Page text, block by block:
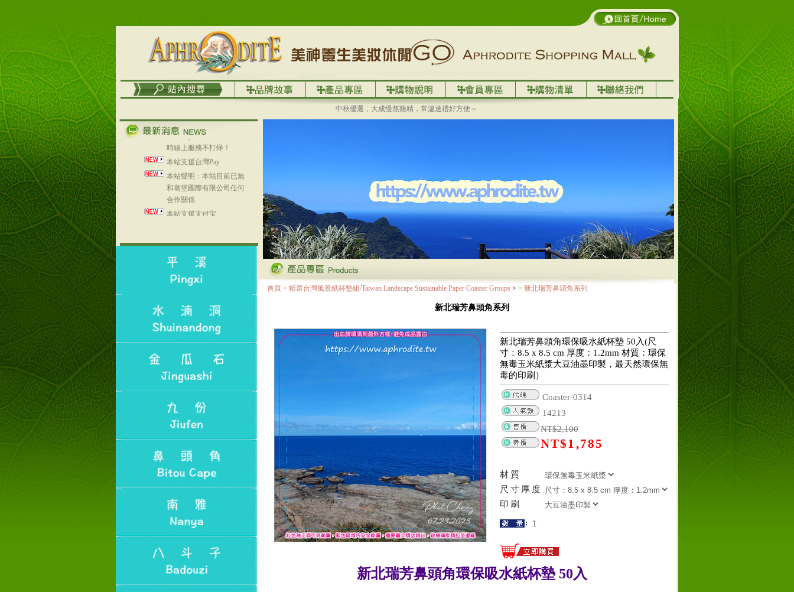
中秋優選，大成慢熬雞精，常溫送禮好方便～
地區～
在外租屋者、居住處無管
理員、不方便在工作地點
取件者，歡迎多多使用
【郵局i郵箱】的服務喔～
【i郵箱】設立的地點，請
進入內頁連結～
Line@aphrodite2020 24小
時線上服務不打烊！
本站支援台灣Pay
本站聲明：本站目前已無
和葛堡國際有限公司任何
合作關係
本站支援支付宝
2017年1月1日起，中国大
首頁 > 精選台灣風景紙杯墊組/Taiwan Landscape Sustainable Paper Coaster Groups > > 新北瑞芳鼻頭角系列
新北瑞芳鼻頭角系列
新北瑞芳鼻頭角環保吸水紙杯墊 50入(尺
寸：8.5 x 8.5 cm 厚度：1.2mm 材質：環保
無毒玉米紙漿大豆油墨印製，最天然環保無
毒的印刷）
Coaster-0314
14213
NT$2,100
NT$1,785
材質
尺寸厚度
印刷
新北瑞芳鼻頭角環保吸水紙杯墊 50入